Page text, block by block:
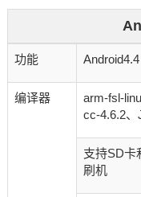
功能 Android4.4
编译器
arm-fsl-
cc-4.6.2、
支持SD卡
刷机